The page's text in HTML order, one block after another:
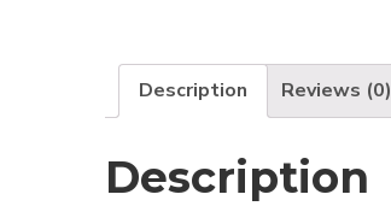
Description Reviews (0)
Description